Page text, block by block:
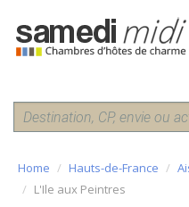
Home Hauts-de-France
L'Ile aux Peintres